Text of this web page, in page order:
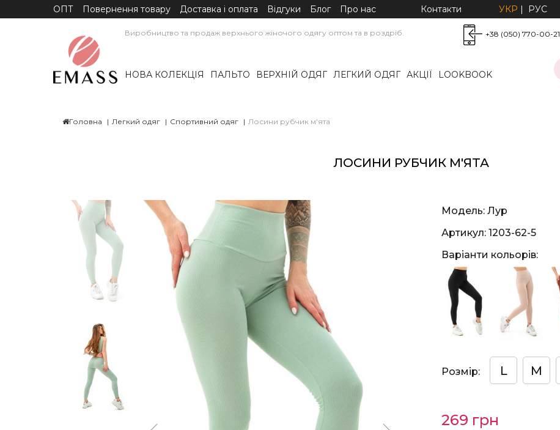
ОПТ Повернення товару Доставка і оплата Відгуки Блог Про нас Контакти УКР | РУС
Виробництво та продаж верхнього жіночого одягу оптом та в роздріб. +38 (050) 770-00-21
НОВА КОЛЕКЦІЯ ПАЛЬТО ВЕРХНІЙ ОДЯГ ЛЕГКИЙ ОДЯГ АКЦІЇ LOOKBOOK
Головна Легкий одяг Спортивний одяг Лосини рубчик м'ята
ЛОСИНИ РУБЧИК М'ЯТА
Модель: Лур
Артикул: 1203-62-5
Варіанти кольорів:
Розмір: L M
269 грн